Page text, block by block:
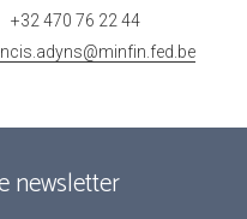
+32 470 76 22 44
newsletter